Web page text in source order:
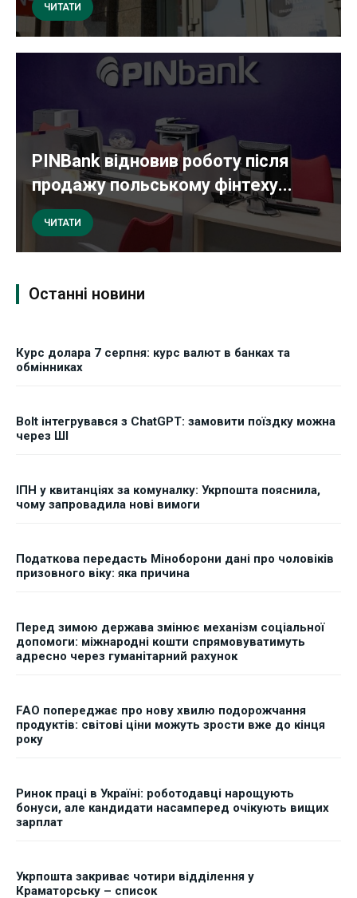
ЧИТАТИ
PINBank відновив роботу після
продажу польському фінтеху...
ЧИТАТИ
Останні новини
Курс долара 7 серпня: курс валют в банках та
обмінниках
Bolt інтегрувався з ChatGPT: замовити поїздку можна
через ШІ
ІПН у квитанціях за комуналку: Укрпошта пояснила,
чому запровадила нові вимоги
Податкова передасть Міноборони дані про чоловіків
призовного віку: яка причина
Перед зимою держава змінює механізм соціальної
допомоги: міжнародні кошти спрямовуватимуть
адресно через гуманітарний рахунок
FAO попереджає про нову хвилю подорожчання
продуктів: світові ціни можуть зрости вже до кінця
року
Ринок праці в Україні: роботодавці нарощують
бонуси, але кандидати насамперед очікують вищих
зарплат
Укрпошта закриває чотири відділення у
Краматорську – список